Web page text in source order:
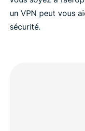
un VPN peut vous
sécurité.